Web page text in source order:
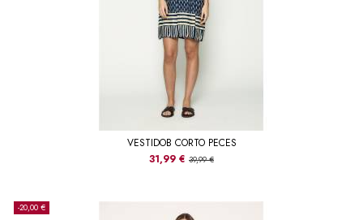
VESTIDOB CORTO PECES
31,99 € 39,99 €
-20,00 €